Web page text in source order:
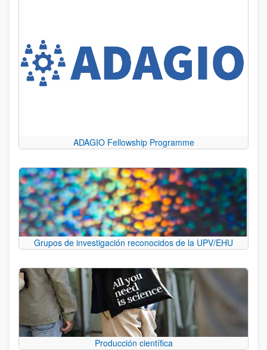
ADAGIO Fellowship Programme
Grupos de investigación reconocidos de la UPV/EHU
Producción científica